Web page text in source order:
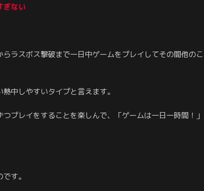
ぎない
ラスボス撃破まで一日中ゲームをプレイしてその間他のこ
中しやすいタイプと言えます。
プレイをすることを楽しんで、「ゲームは一日一時間！」
す。